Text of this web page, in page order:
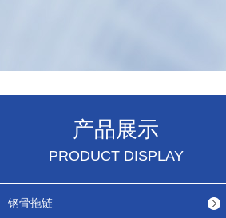
产品展示
PRODUCT DISPLAY
钢骨拖链